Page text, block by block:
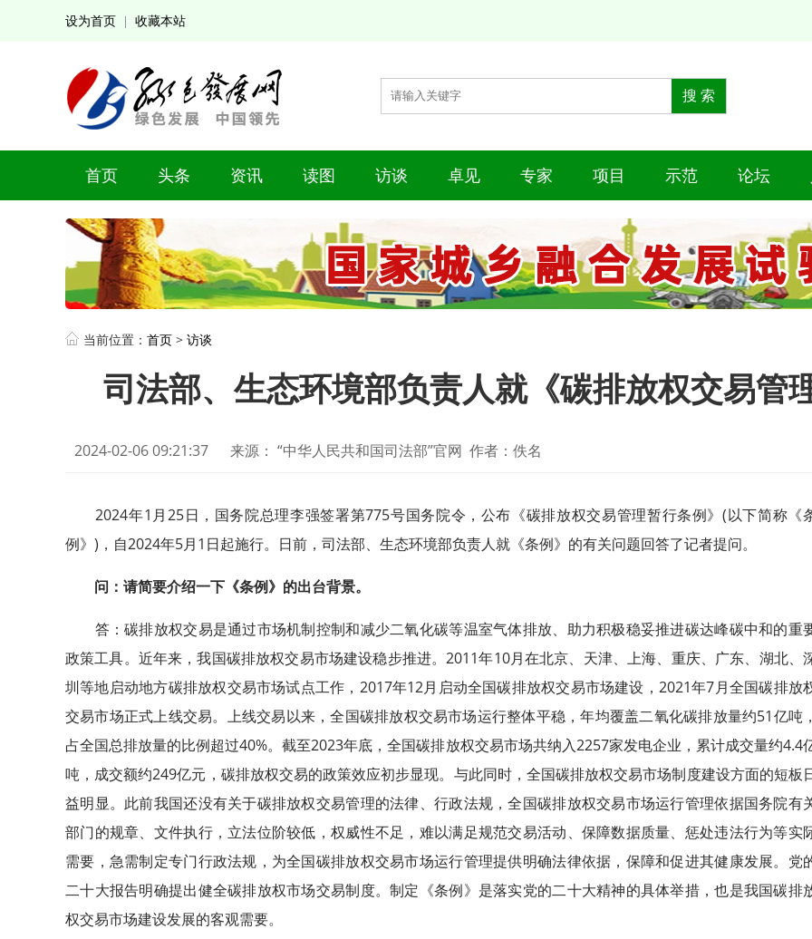
设为首页 收藏本站
首页 头条 资讯 读图 访谈 卓见 专家 项目 示范 论坛
当前位置： 首页 > 访谈
司法部、生态环境部负责人就《碳排放权交易管
2024-02-06 09:21:37 来源： “中华人民共和国司法部”官网 作者：佚名
2024年1月25日，国务院总理李强签署第775号国务院令，公布《碳排放权交易管理暂行条例》(以下简称《
例》)，自2024年5月1日起施行。日前，司法部、生态环境部负责人就《条例》的有关问题回答了记者提问。
问：请简要介绍一下《条例》的出台背景。
答：碳排放权交易是通过市场机制控制和减少二氧化碳等温室气体排放、助力积极稳妥推进碳达峰碳中和的重
政策工具。近年来，我国碳排放权交易市场建设稳步推进。2011年10月在北京、天津、上海、重庆、广东、湖北、
圳等地启动地方碳排放权交易市场试点工作，2017年12月启动全国碳排放权交易市场建设，2021年7月全国碳排放
交易市场正式上线交易。上线交易以来，全国碳排放权交易市场运行整体平稳，年均覆盖二氧化碳排放量约51亿吨，
占全国总排放量的比例超过40%。截至2023年底，全国碳排放权交易市场共纳入2257家发电企业，累计成交量约4.4
吨，成交额约249亿元，碳排放权交易的政策效应初步显现。与此同时，全国碳排放权交易市场制度建设方面的短板
益明显。此前我国还没有关于碳排放权交易管理的法律、行政法规，全国碳排放权交易市场运行管理依据国务院有
部门的规章、文件执行，立法位阶较低，权威性不足，难以满足规范交易活动、保障数据质量、惩处违法行为等实
需要，急需制定专门行政法规，为全国碳排放权交易市场运行管理提供明确法律依据，保障和促进其健康发展。党
二十大报告明确提出健全碳排放权市场交易制度。制定《条例》是落实党的二十大精神的具体举措，也是我国碳排
权交易市场建设发展的客观需要。